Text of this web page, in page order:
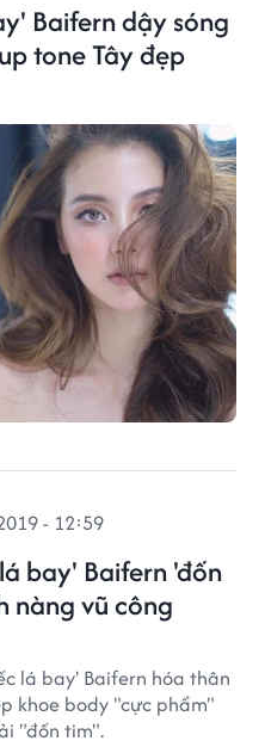
Baifern dậy sóng
tone Tây đẹp
Baifern 'đốn
nàng vũ công
- 12:59
lá bay' Baifern hóa thân
khoe body "cực phẩm"
"đốn tim".